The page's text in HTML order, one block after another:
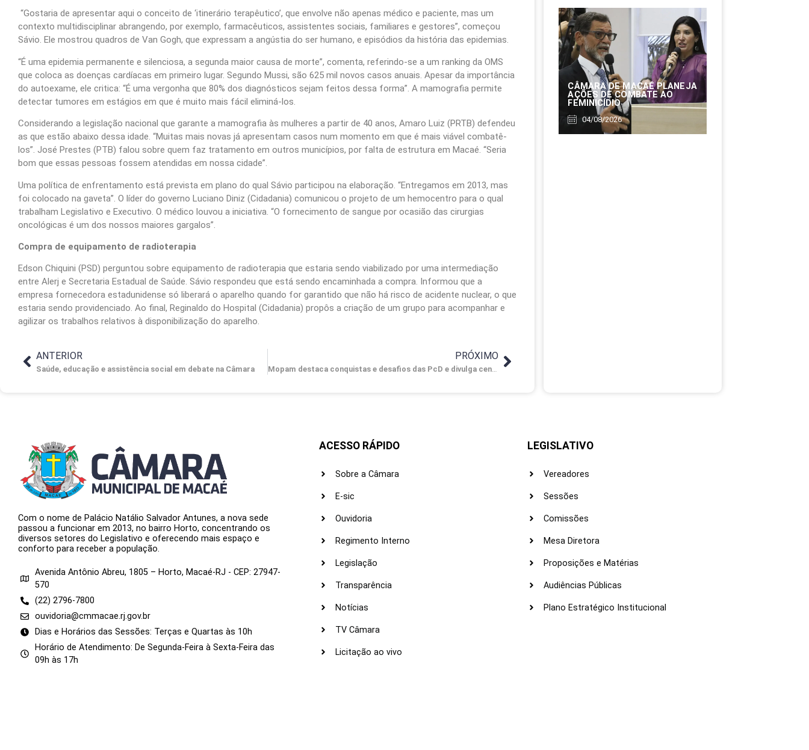
“Gostaria de apresentar aqui o conceito de ‘itinerário terapêutico’, que envolve não apenas médico e paciente, mas um
contexto multidisciplinar abrangendo, por exemplo, farmacêuticos, assistentes sociais, familiares e gestores”, começou
Sávio. Ele mostrou quadros de Van Gogh, que expressam a angústia do ser humano, e episódios da história das epidemias.
“É uma epidemia permanente e silenciosa, a segunda maior causa de morte”, comenta, referindo-se a um ranking da OMS
que coloca as doenças cardíacas em primeiro lugar. Segundo Mussi, são 625 mil novos casos anuais. Apesar da importância
do autoexame, ele critica: “É uma vergonha que 80% dos diagnósticos sejam feitos dessa forma”. A mamografia permite
detectar tumores em estágios em que é muito mais fácil eliminá-los.
Considerando a legislação nacional que garante a mamografia às mulheres a partir de 40 anos, Amaro Luiz (PRTB) defendeu
as que estão abaixo dessa idade. “Muitas mais novas já apresentam casos num momento em que é mais viável combatê-
los”. José Prestes (PTB) falou sobre quem faz tratamento em outros municípios, por falta de estrutura em Macaé. “Seria
bom que essas pessoas fossem atendidas em nossa cidade”.
Uma política de enfrentamento está prevista em plano do qual Sávio participou na elaboração. “Entregamos em 2013, mas
foi colocado na gaveta”. O líder do governo Luciano Diniz (Cidadania) comunicou o projeto de um hemocentro para o qual
trabalham Legislativo e Executivo. O médico louvou a iniciativa. “O fornecimento de sangue por ocasião das cirurgias
oncológicas é um dos nossos maiores gargalos”.
Compra de equipamento de radioterapia
Edson Chiquini (PSD) perguntou sobre equipamento de radioterapia que estaria sendo viabilizado por uma intermediação
entre Alerj e Secretaria Estadual de Saúde. Sávio respondeu que está sendo encaminhada a compra. Informou que a
empresa fornecedora estadunidense só liberará o aparelho quando for garantido que não há risco de acidente nuclear, o que
estaria sendo providenciado. Ao final, Reginaldo do Hospital (Cidadania) propôs a criação de um grupo para acompanhar e
agilizar os trabalhos relativos à disponibilização do aparelho.
ANTERIOR
Saúde, educação e assistência social em debate na Câmara
PRÓXIMO
Mopam destaca conquistas e desafios das PcD e divulga censo
CÂMARA DE MACAÉ PLANEJA
AÇÕES DE COMBATE AO
FEMINICÍDIO
04/08/2026
Com o nome de Palácio Natálio Salvador Antunes, a nova sede
passou a funcionar em 2013, no bairro Horto, concentrando os
diversos setores do Legislativo e oferecendo mais espaço e
conforto para receber a população.
Avenida Antônio Abreu, 1805 – Horto, Macaé-RJ - CEP: 27947-
570
(22) 2796-7800
ouvidoria@cmmacae.rj.gov.br
Dias e Horários das Sessões: Terças e Quartas às 10h
Horário de Atendimento: De Segunda-Feira à Sexta-Feira das
09h às 17h
ACESSO RÁPIDO
Sobre a Câmara
E-sic
Ouvidoria
Regimento Interno
Legislação
Transparência
Notícias
TV Câmara
Licitação ao vivo
LEGISLATIVO
Vereadores
Sessões
Comissões
Mesa Diretora
Proposições e Matérias
Audiências Públicas
Plano Estratégico Institucional